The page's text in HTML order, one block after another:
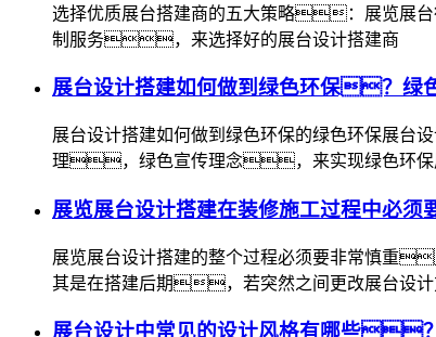
选择优质展台搭建商的五大策略：展览展
制服务，来选择好的展台设计搭建商
展台设计搭建如何做到绿色环保？绿
展台设计搭建如何做到绿色环保的绿色环保
理，绿色宣传理念，来实现绿色环保
展览展台设计搭建在装修施工过程中必
展览展台设计搭建的整个过程必须要非常慎
其是在搭建后期，若突然之间更改展台设
展台设计中常见的设计风格有哪些